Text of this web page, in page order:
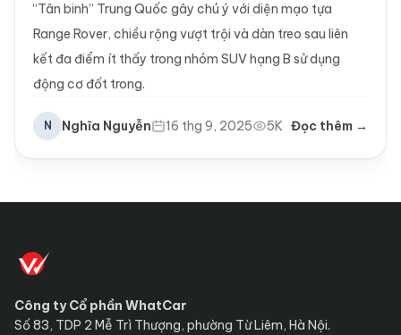
“Tân binh” Trung Quốc gây chú ý với diện mạo tựa
Range Rover, chiều rộng vượt trội và dàn treo sau liên
kết đa điểm ít thấy trong nhóm SUV hạng B sử dụng
động cơ đốt trong.
N Nghĩa Nguyễn 16 thg 9, 2025 5K Đọc thêm →
Công ty Cổ phần WhatCar
Số 83, TDP 2 Mễ Trì Thượng, phường Từ Liêm, Hà Nội.